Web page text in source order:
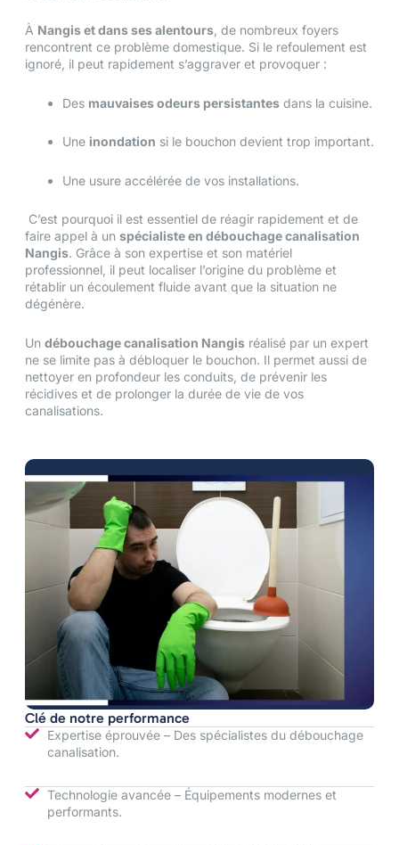
À Nangis et dans ses alentours , de nombreux foyers
rencontrent ce problème domestique. Si le refoulement est
ignoré, il peut rapidement s’aggraver et provoquer :
Des mauvaises odeurs persistantes dans la cuisine.
Une inondation si le bouchon devient trop important.
Une usure accélérée de vos installations.
C’est pourquoi il est essentiel de réagir rapidement et de
faire appel à un spécialiste en débouchage canalisation
Nangis. Grâce à son expertise et son matériel
professionnel, il peut localiser l’origine du problème et
rétablir un écoulement fluide avant que la situation ne
dégénère.
Un débouchage canalisation Nangis réalisé par un expert
ne se limite pas à débloquer le bouchon. Il permet aussi de
nettoyer en profondeur les conduits, de prévenir les
récidives et de prolonger la durée de vie de vos
canalisations.
Clé de notre performance
Expertise éprouvée – Des spécialistes du débouchage
canalisation.
Technologie avancée – Équipements modernes et
performants.